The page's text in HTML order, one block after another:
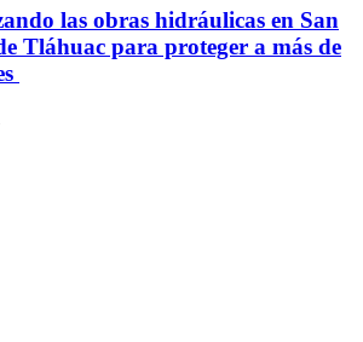
las obras hidráulicas en San
Tláhuac para proteger a más de